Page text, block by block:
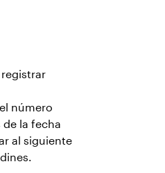
número
la fecha
al siguiente